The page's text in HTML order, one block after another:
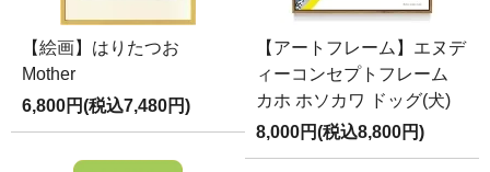
【絵画】はりたつお
Mother
6,800円(税込7,480円)
【アートフレーム】エヌデ
ィーコンセプトフレーム
カホ ホソカワ ドッグ(犬)
8,000円(税込8,800円)